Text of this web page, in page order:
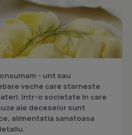
- unt sau
veche care starneste
Intr-o societate in care
ale deceselor sunt
alimentatia sanatoasa